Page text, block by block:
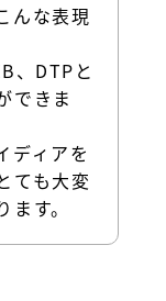
んな表現
、DTPと
できま
ディアを
ても大変
す。